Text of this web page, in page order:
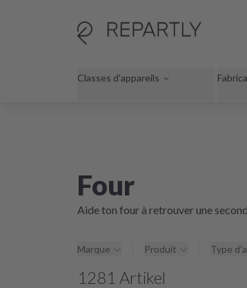
Classes d'appareils
Four
Aide ton four à retrouver une
Marque Produit Type
1281 Artikel